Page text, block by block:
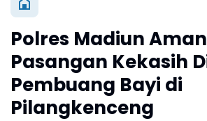
Polres Madiun
Pasangan Kekasih
Pembuang Bayi di
Pilangkenceng